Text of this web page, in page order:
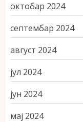
октобар 2024
септембар 2024
август 2024
јул 2024
јун 2024
мај 2024